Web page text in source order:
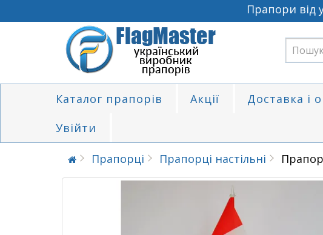
Прапори від
Каталог прапорів Акції Доставка і
Увійти
Прапорці Прапорці настільні